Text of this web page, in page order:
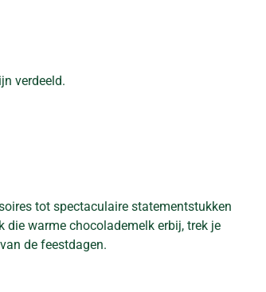
verdeeld.
tot spectaculaire statementstukken
warme chocolademelk erbij, trek je
de feestdagen.